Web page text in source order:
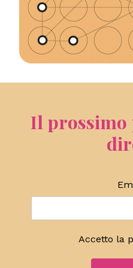
Il prossimo
Accetto la